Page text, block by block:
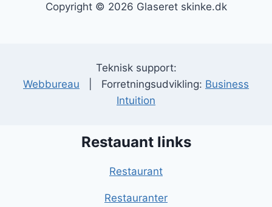
Copyright © 2026 Glaseret skinke.dk
Teknisk support:
Webbureau | Forretningsudvikling: Business
Intuition
Restauant links
Restaurant
Restauranter